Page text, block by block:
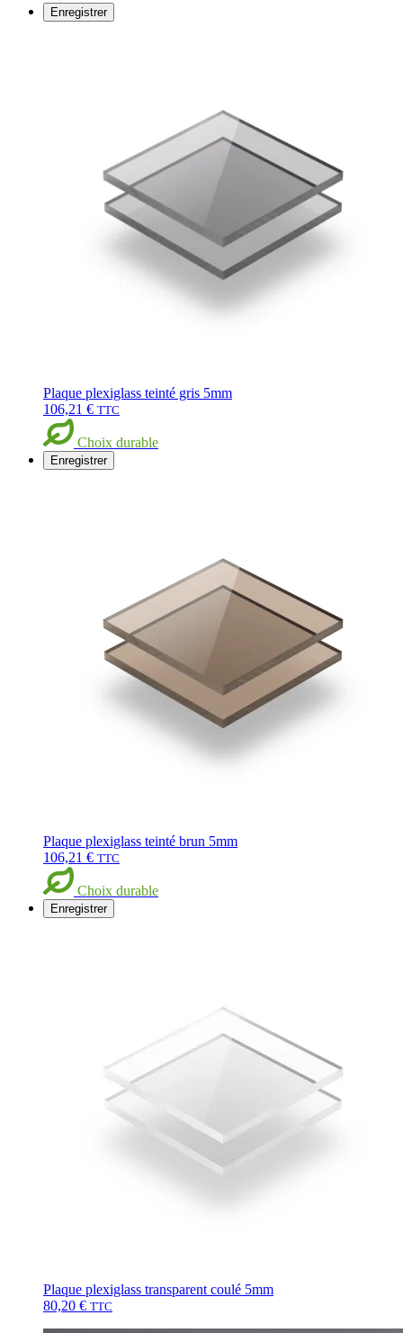
Enregistrer
Plaque plexiglass teinté gris 5mm
106,21 € TTC
Choix durable
Enregistrer
Plaque plexiglass teinté brun 5mm
106,21 € TTC
Choix durable
Enregistrer
Plaque plexiglass transparent coulé 5mm
80,20 € TTC